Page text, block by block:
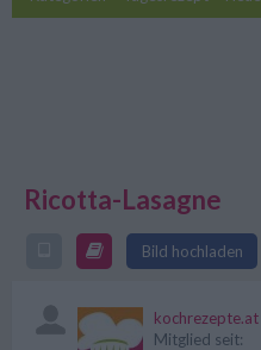
Ricotta-Lasagne
Bild hochladen
kochrezepte.at
Mitglied seit: